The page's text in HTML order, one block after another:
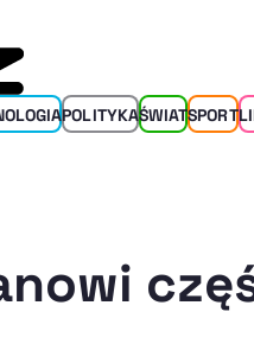
POLITYKAŚWIATSPORT